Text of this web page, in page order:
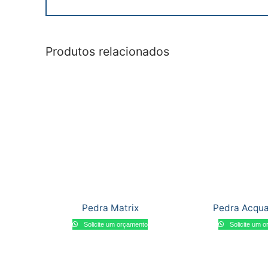
Produtos relacionados
Pedra Matrix
Solicite um orçamento
Pedra
Solicite um